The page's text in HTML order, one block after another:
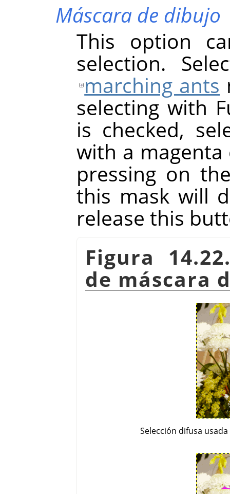
Máscara de dibujo
This option
selection.
marching ants
selecting with
is checked,
with a magenta
pressing on
this mask will
release this
Figura
de máscara
Selección difusa